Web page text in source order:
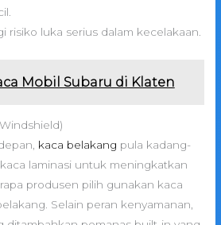
risiko luka serius dalam kecelakaan.
Mobil Subaru di Klaten
kaca belakang pula kadang-
laminasi untuk meningkatkan
produsen pilih gunakan kaca
Selain peran kenyamanan,